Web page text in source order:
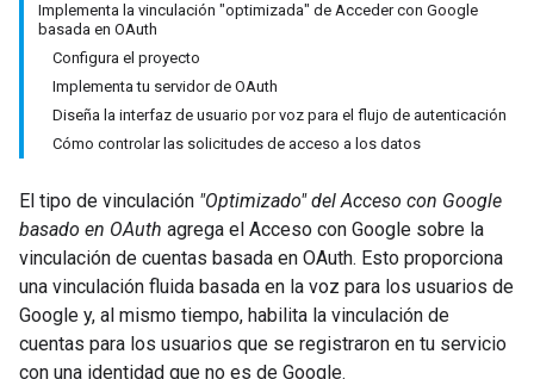
Implementa la vinculación "optimizada" de Acceder con Google
basada en OAuth
Configura el proyecto
Implementa tu servidor de OAuth
Diseña la interfaz de usuario por voz para el flujo de autenticación
Cómo controlar las solicitudes de acceso a los datos
El tipo de vinculación "Optimizado" del Acceso con Google
basado en OAuth agrega el Acceso con Google sobre la
vinculación de cuentas basada en OAuth. Esto proporciona
una vinculación fluida basada en la voz para los usuarios de
Google y, al mismo tiempo, habilita la vinculación de
cuentas para los usuarios que se registraron en tu servicio
con una identidad que no es de Google.